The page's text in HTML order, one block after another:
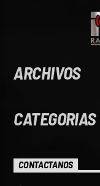
ARCHIVOS
CATEGORIAS
CONTACTANOS